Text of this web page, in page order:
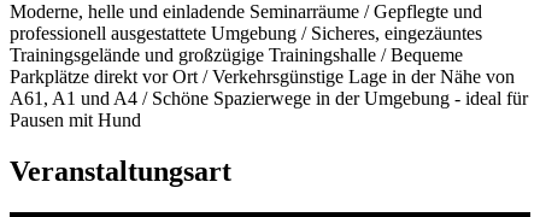
Moderne, helle und einladende Seminarräume / Gepflegte und
professionell ausgestattete Umgebung / Sicheres, eingezäuntes
Trainingsgelände und großzügige Trainingshalle / Bequeme
Parkplätze direkt vor Ort / Verkehrsgünstige Lage in der Nähe von
A61, A1 und A4 / Schöne Spazierwege in der Umgebung - ideal für
Pausen mit Hund
Veranstaltungsart